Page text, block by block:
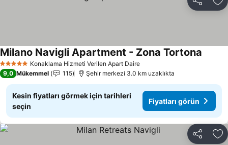
Paylaş
5 Yıldız Konaklama Hizmeti Verilen Apart Daire
Milano Navigli Apartment - Zona Tortona
9,0 Mükemmel 115 Şehir merkezi 3.0 km uzaklıkta
Kesin fiyatları görmek için tarihleri
seçin
Fiyatları görün
Paylaş